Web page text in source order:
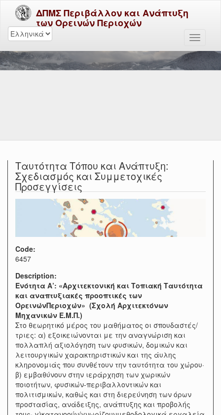
ΔΠΜΣ Περιβάλλον και Ανάπτυξη
των Ορεινών Περιοχών
Ταυτότητα Τόπου και Ανάπτυξη:
Σχεδιασμός και Συμμετοχικές
Προσεγγίσεις
Code:
6457
Description:
Ενότητα Α’: «Αρχιτεκτονική και Τοπιακή Ταυτότητα
και αναπτυξιακές προοπτικές των
ΟρεινώνΠεριοχών» (Σχολή Αρχιτεκτόνων
Μηχανικών Ε.Μ.Π.)
Στο θεωρητικό μέρος του μαθήματος οι σπουδαστές/
τριες: α) εξοικειώνονται με την αναγνώριση και
πολλαπλή αξιολόγηση των φυσικών, δομικών και
λειτουργικών χαρακτηριστικών και της άυλης
κληρονομιάς που συνθέτουν την ταυτότητα του χώρου·
β) εμβαθύνουν στην ιεράρχηση των χωρικών
ποιοτήτων, φυσικών-περιβαλλοντικών και
πολιτισμικών, καθώς και στη διερεύνηση των όρων
προστασίας, ανάδειξης, ανάπτυξης και προβολής